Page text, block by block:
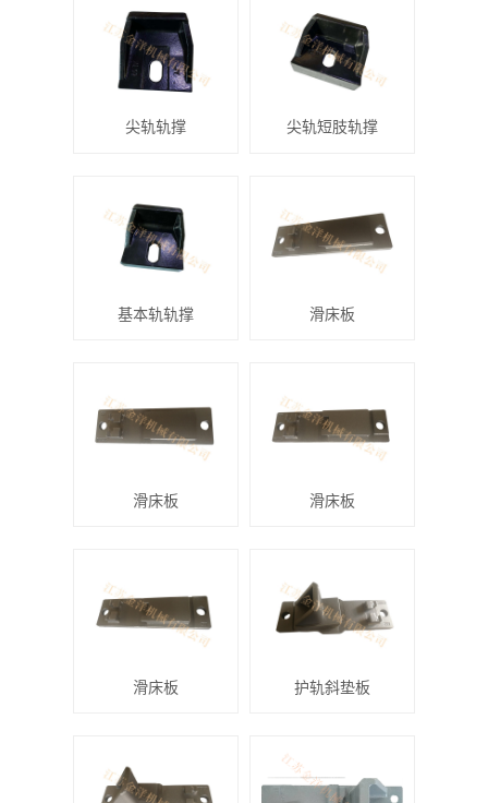
尖轨轨撑 尖轨短肢轨撑
基本轨轨撑 滑床板
滑床板 滑床板
滑床板 护轨斜垫板